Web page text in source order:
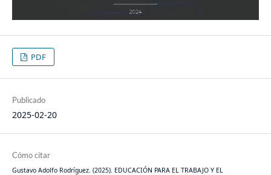
PDF
Publicado
2025-02-20
Cómo citar
Gustavo Adolfo Rodríguez. (2025). EDUCACIÓN PARA EL TRABAJO Y EL